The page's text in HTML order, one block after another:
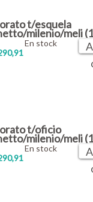
t/esquela
milenio/meli
En stock
t/oficio
milenio/meli
En stock